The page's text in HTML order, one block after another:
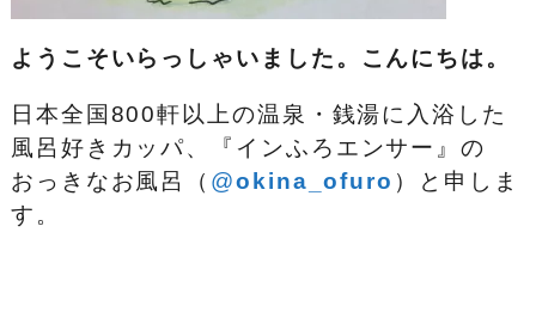
ようこそいらっしゃいました。こんにちは。
日本全国800軒以上の温泉・銭湯に入浴した
風呂好きカッパ、『インふろエンサー』の
おっきなお風呂（ @okina_ofuro ）
と申しま
す。